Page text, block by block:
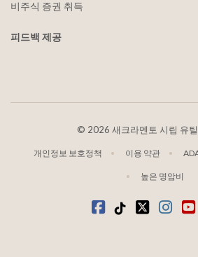
비주식 증권 취득
피드백 제공
© 2026 새크라멘토 시립 유
개인정보 보호정책 이용 약관
높은 명암비
Facebook
틱톡트위터
인